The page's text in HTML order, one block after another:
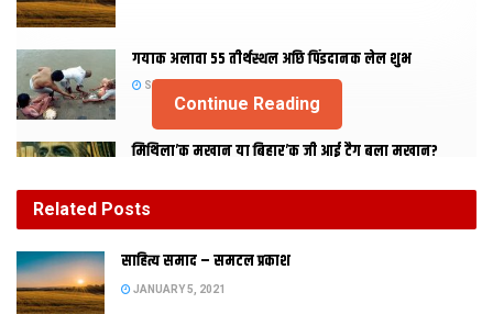
गयाक अलावा 55 तीर्थस्थल अछि पिंडदानक लेल शुभ
SEPTEMBER 2, 2020
मिथिला’क मखान या बिहार’क जी आई टैग बला मखान?
Continue Reading
Related Posts
साहित्य समाद – समटल प्रकाश
JANUARY 5, 2021